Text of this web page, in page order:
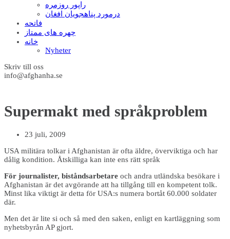
راپور روزمره
درمورد پناهجويان افغان
فاتحه
چهره های ممتاز
خانه
Nyheter
Skriv till oss
info@afghanha.se
Supermakt med språkproblem
23 juli, 2009
USA militära tolkar i Afghanistan är ofta äldre, överviktiga och har
dålig kondition. Åtskilliga kan inte ens rätt språk
För journalister, biståndsarbetare och andra utländska besökare i
Afghanistan är det avgörande att ha tillgång till en kompetent tolk.
Minst lika viktigt är detta för USA:s numera bortåt 60.000 soldater
där.
Men det är lite si och så med den saken, enligt en kartläggning som
nyhetsbyrån AP gjort.